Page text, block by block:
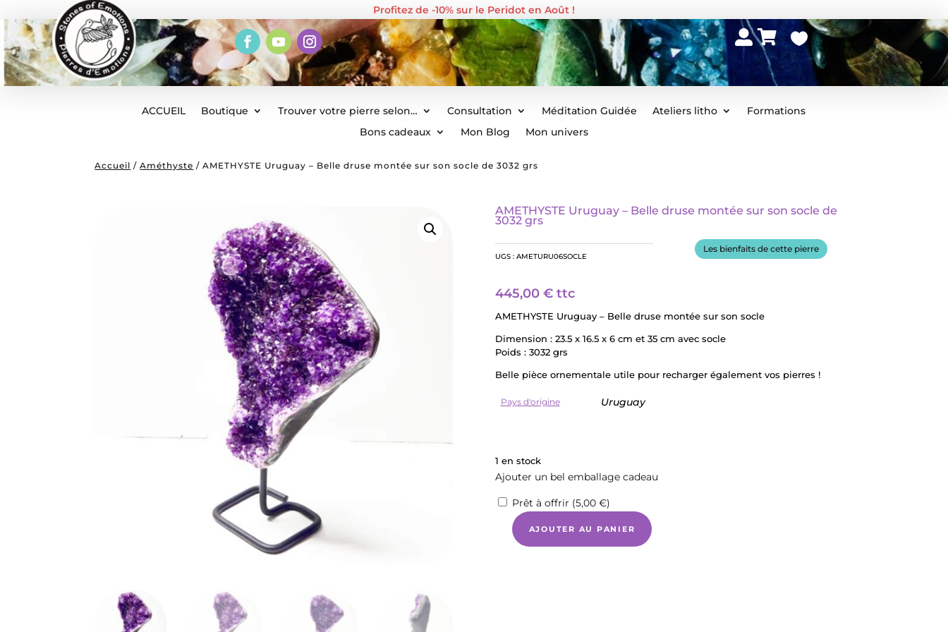
Profitez de -10% sur le Peridot en Août !
 

ACCUEIL Boutique Trouver votre pierre selon… Consultation Méditation Guidée Ateliers litho
Formations
Bons cadeaux
Mon Blog Mon univers
Accueil /Améthyste / AMETHYSTE Uruguay – Belle druse montée sur son socle de 3032 grs
AMETHYSTE Uruguay – Belle druse montée sur son socle de
3032 grs
UGS : AMETURU06SOCLE
445,00 € ttc
Les bienfaits de cette pierre
AMETHYSTE Uruguay – Belle druse montée sur son socle
Dimension : 23.5 x 16.5 x 6 cm et 35 cm avec socle
Poids : 3032 grs
Belle pièce ornementale utile pour recharger également vos pierres !
Pays d'origine Uruguay
1 en stock
Ajouter un bel emballage cadeau
Prêt à offrir (5,00 €)
quantité
AJOUTER AU PANIER